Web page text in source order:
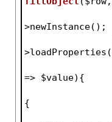
>newInstance();
>loadProperties(
=> $value){
{